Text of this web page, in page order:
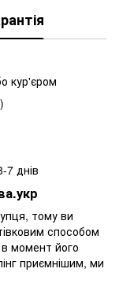
кур'єром
7 днів
тому ви
способом
момент його
приємнішим, ми